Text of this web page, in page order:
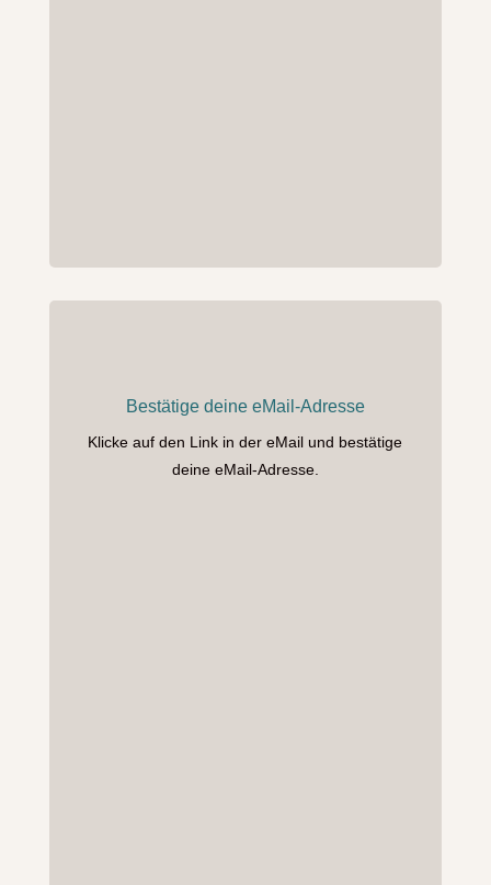
Bestätige deine eMail-Adresse
Klicke auf den Link in der eMail und bestätige
deine eMail-Adresse.